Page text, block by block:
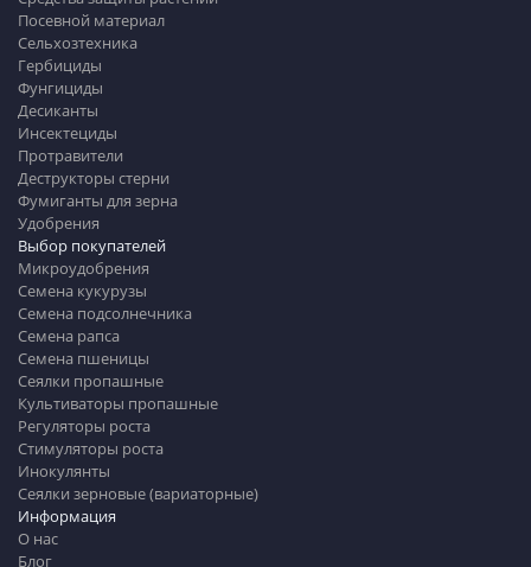
Информация
О нас
Блог
Посевной материал
Сельхозтехника
Гербициды
Фунгициды
Десиканты
Инсектециды
Протравители
Деструкторы стерни
Фумиганты для зерна
Удобрения
Выбор покупателей
Микроудобрения
Семена кукурузы
Семена подсолнечника
Семена рапса
Семена пшеницы
Сеялки пропашные
Культиваторы пропашные
Регуляторы роста
Стимуляторы роста
Инокулянты
Сеялки зерновые (вариаторные)